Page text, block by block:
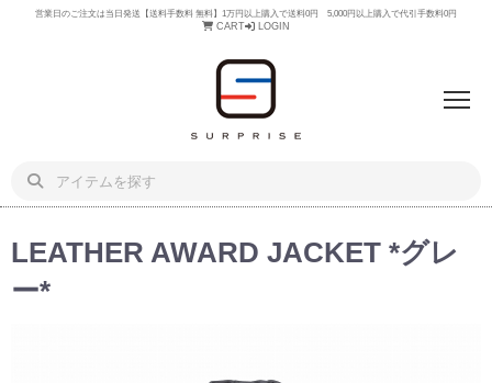
営業日のご注文は当日発送【送料手数料 無料】1万円以上購入で送料0円 5,000円以上購入で代引手数料0円
CART LOGIN
LEATHER AWARD JACKET *グレ
ー*